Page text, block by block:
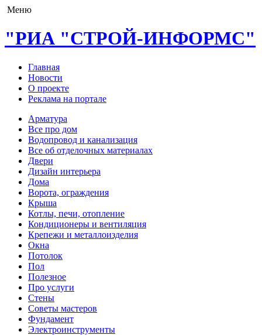
Меню
"РИА "СТРОЙ-ИНФОРМС"
Главная
Новости
О проекте
Реклама на портале
Арматура
Все про дом
Водопровод и канализация
Все об отделочных материалах
Двери
Дизайн интерьера
Дома
Ворота, ограждения
Крыша
Котлы, печи, отопление
Кондиционеры и вентиляция
Крепежи и металлоизделия
Окна
Потолок
Пол
Полезное
Про услуги
Стены
Советы мастеров
Фундамент
Электроинструменты